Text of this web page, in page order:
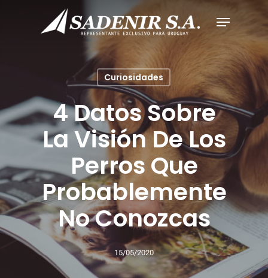
Curiosidades
4 Datos Sobre
La Visión De Los
Perros Que
Probablemente
No Conozcas
15/05/2020